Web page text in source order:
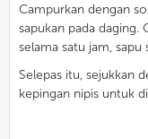
Campurkan dengan
sapukan pada daging.
selama satu jam, sapu
Selepas itu, sejukkan
kepingan nipis untuk